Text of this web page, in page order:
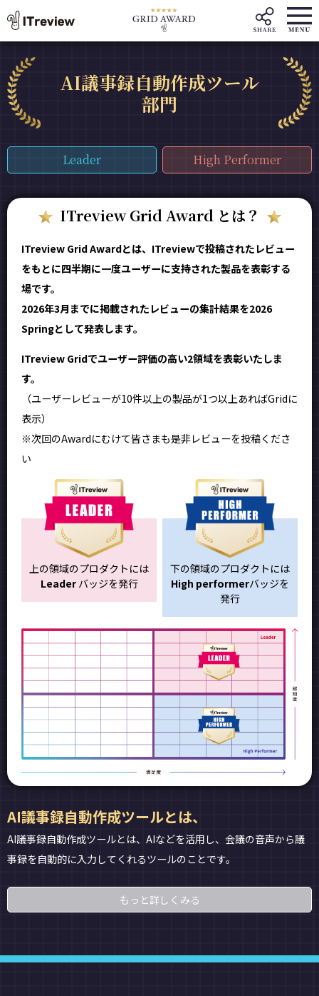
AI議事録自動作成ツール
部門
Leader High Performer
ITreview Grid Award とは？
ITreview Grid Awardとは、ITreviewで投稿されたレビュー
をもとに四半期に一度ユーザーに支持された製品を表彰する
場です。
2026年3月までに掲載されたレビューの集計結果を2026
Springとして発表します。
ITreview Gridでユーザー評価の高い2領域を表彰いたしま
す。
（ユーザーレビューが10件以上の製品が1つ以上あればGridに
表示）
※次回のAwardにむけて皆さまも是非レビューを投稿くださ
い
上の領域のプロダクトには
Leaderバッジを発行
下の領域のプロダクトには
High performerバッジを
発行
AI議事録自動作成ツールとは、
AI議事録自動作成ツールとは、AIなどを活用し、会議の音声から議
事録を自動的に入力してくれるツールのことです。
もっと詳しくみる